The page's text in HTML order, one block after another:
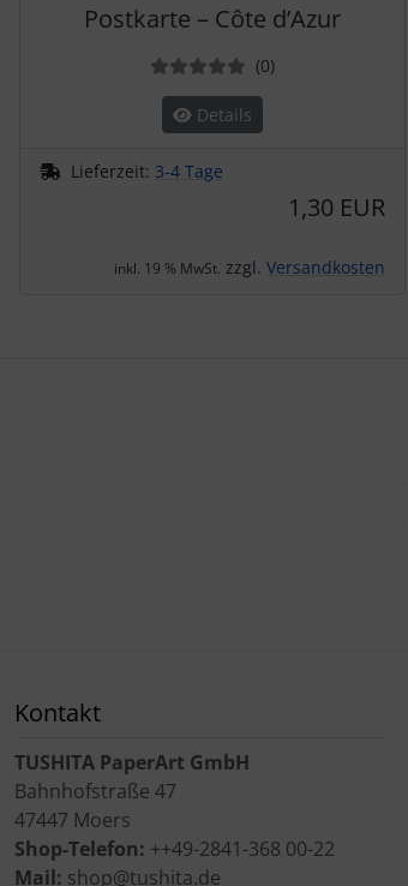
Postkarte – Côte d’Azur
(0Bewertungen
)
Details
Lieferzeit: 3-4 Tage
1,30 EUR
inkl. 19 % MwSt. zzgl. Versandkosten
Kontakt
TUSHITA PaperArt GmbH
Bahnhofstraße 47
47447 Moers
Shop-Telefon: ++49-2841-368 00-22
Mail: shop@tushita.de